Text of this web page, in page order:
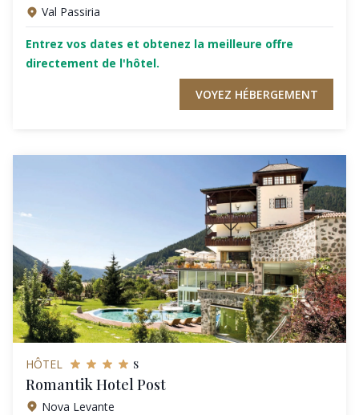
Val Passiria
Entrez vos dates et obtenez la meilleure offre
directement de l'hôtel.
VOYEZ HÉBERGEMENT
HÔTEL s
Romantik Hotel Post
Nova Levante